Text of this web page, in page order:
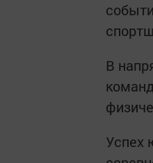
В
Успех